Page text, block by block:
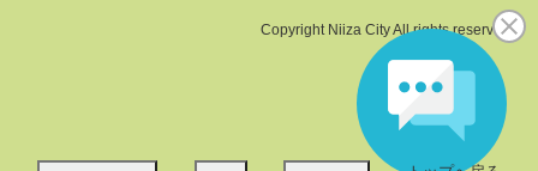
Copyright Niiza City All rights reserved.